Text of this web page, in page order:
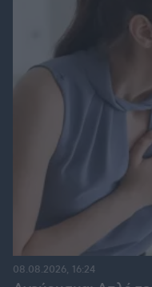
08.08.2026, 16:24